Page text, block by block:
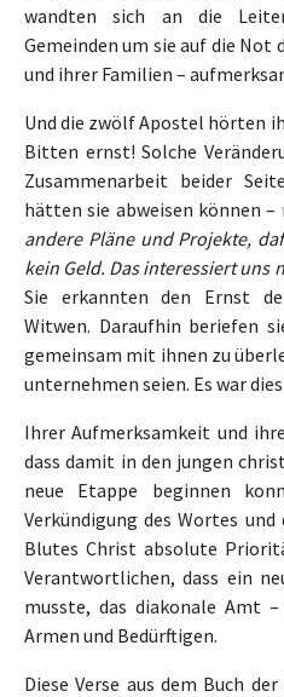
wandten sich an die
Gemeinden um sie auf die Not
und ihrer Familien –
Und die zwölf Apostel hörten
Bitten ernst! Solche
Zusammenarbeit beider
hätten sie abweisen können
andere Pläne und Projekte,
kein Geld. Das interessiert uns
Sie erkannten den Ernst
Witwen. Daraufhin beriefen
gemeinsam mit ihnen zu
unternehmen seien. Es war
Ihrer Aufmerksamkeit und
dass damit in den jungen
neue Etappe beginnen
Verkündigung des Wortes und
Blutes Christ absolute
Verantwortlichen, dass ein
musste, das diakonale Amt
Armen und Bedürftigen.
Diese Verse aus dem Buch